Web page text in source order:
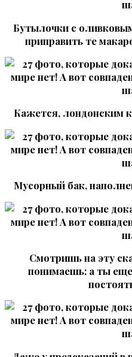
Бутылочки с
приправить те
Кажется, лондонским
Мусорный бак,
Смотришь на эту
понимаешь: а ты